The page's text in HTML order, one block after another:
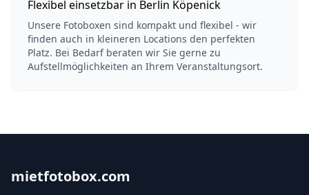
Flexibel einsetzbar in Berlin Köpenick
Unsere Fotoboxen sind kompakt und flexibel - wir
finden auch in kleineren Locations den perfekten
Platz. Bei Bedarf beraten wir Sie gerne zu
Aufstellmöglichkeiten an Ihrem Veranstaltungsort.
mietfotobox.com